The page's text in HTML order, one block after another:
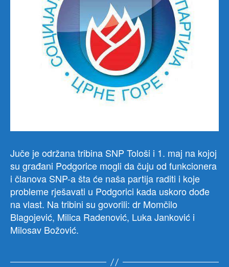
Juče je održana tribina SNP Tološi i 1. maj na kojoj
su građani Podgorice mogli da čuju od funkcionera
i članova SNP-a šta će naša partija raditi i koje
probleme rješavati u Podgorici kada uskoro dođe
na vlast. Na tribini su govorili: dr Momčilo
Blagojević, Milica Radenović, Luka Janković i
Milosav Božović.